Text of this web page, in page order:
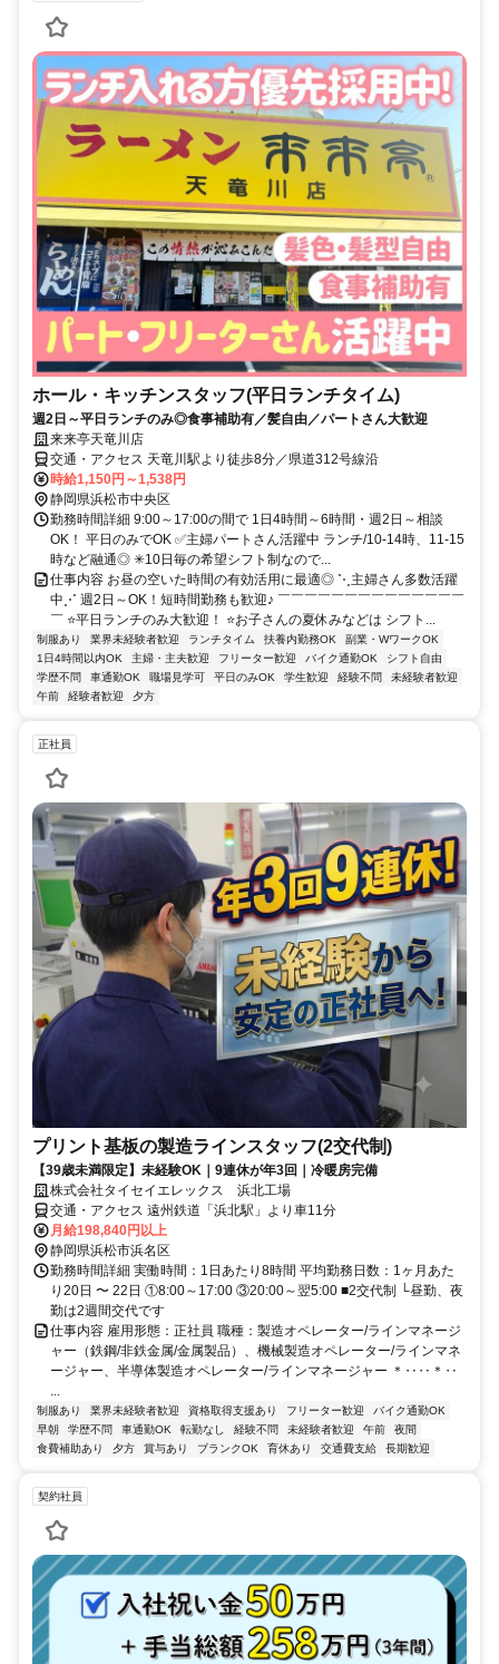
ホール・キッチンスタッフ(平日ランチタイム)
週2日～平日ランチのみ◎食事補助有／髪自由／パートさん大歓迎
来来亭天竜川店
交通・アクセス 天竜川駅より徒歩8分／県道312号線沿
時給1,150円～1,538円
静岡県浜松市中央区
勤務時間詳細 9:00～17:00の間で 1日4時間～6時間・週2日～相談
OK！ 平日のみでOK ✅主婦パートさん活躍中 ランチ/10-14時、11-15
時など融通◎ ✳10日毎の希望シフト制なので...
仕事内容 お昼の空いた時間の有効活用に最適◎ ⋱主婦さん多数活躍
中⋰ 週2日～OK！短時間勤務も歓迎♪ ￣￣￣￣￣￣￣￣￣￣￣￣￣￣
￣ ⭐平日ランチのみ大歓迎！ ⭐お子さんの夏休みなどは シフト...
制服あり 業界未経験者歓迎 ランチタイム 扶養内勤務OK
副業・WワークOK
1日4時間以内OK
主婦・主夫歓迎 フリーター歓迎 バイク通勤OK
シフト自由
学歴不問
車通勤OK 職場見学可 平日のみOK 学生歓迎 経験不問
未経験者歓迎
午前
経験者歓迎 夕方
正社員
プリント基板の製造ラインスタッフ(2交代制)
【39歳未満限定】未経験OK｜9連休が年3回｜冷暖房完備
株式会社タイセイエレックス 浜北工場
交通・アクセス 遠州鉄道「浜北駅」より車11分
月給198,840円以上
静岡県浜松市浜名区
勤務時間詳細 実働時間：1日あたり8時間 平均勤務日数：1ヶ月あた
り20日 〜 22日 ①8:00～17:00 ③20:00～翌5:00 ■2交代制 └昼勤、夜
勤は2週間交代です
仕事内容 雇用形態：正社員 職種：製造オペレーター/ラインマネージ
ャー（鉄鋼/非鉄金属/金属製品）、機械製造オペレーター/ラインマネ
ージャー、半導体製造オペレーター/ラインマネージャー ＊‥‥＊‥
制服あり 業界未経験者歓迎 資格取得支援あり フリーター歓迎
バイク通勤OK
早朝
学歴不問 車通勤OK 転勤なし 経験不問 未経験者歓迎 午前
夜間
食費補助あり
夕方 賞与あり ブランクOK 育休あり 交通費支給 長期歓迎
契約社員